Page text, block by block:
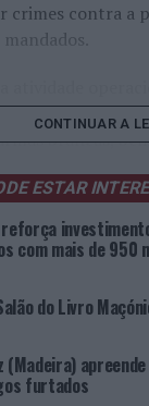
crimes contra a
Lisboa da PSP
brancas,
de
intervenções
a partir da ação
CONTINUAR A
ESTAR
reforça
com mais de 950
do Livro
(Madeira) apreende
furtados